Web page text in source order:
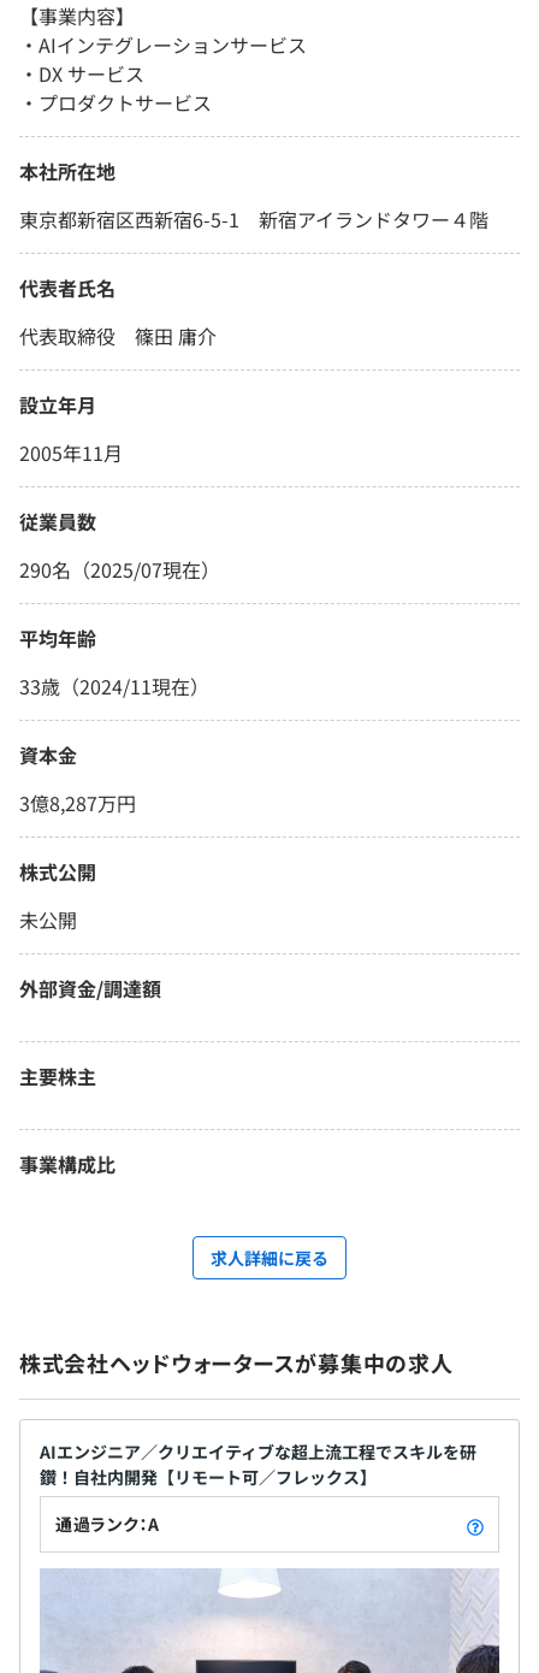
【事業内容】
・AIインテグレーションサービス
・DX サービス
・プロダクトサービス
本社所在地
東京都新宿区西新宿6-5-1 新宿アイランドタワー４階
代表者氏名
代表取締役 篠田 庸介
設立年月
2005年11月
従業員数
290名（2025/07現在）
平均年齢
33歳（2024/11現在）
資本金
3億8,287万円
株式公開
未公開
外部資金/調達額
主要株主
事業構成比
求人詳細に戻る
株式会社ヘッドウォータースが募集中の求人
AIエンジニア／クリエイティブな超上流工程でスキルを研
鑽！自社内開発【リモート可／フレックス】
通過ランク：A